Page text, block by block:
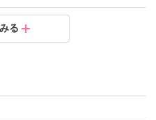
1
：2019.09.17
る